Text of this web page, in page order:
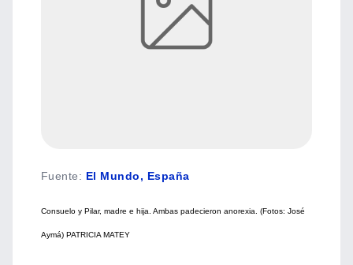
Fuente: El Mundo, España
Consuelo y Pilar, madre e hija. Ambas padecieron anorexia. (Fotos: José
Aymá) PATRICIA MATEY